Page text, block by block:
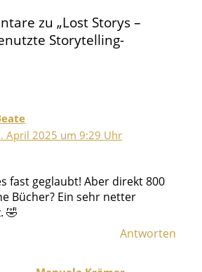
zu „Lost Storys –
Storytelling-
April 2025 um 9:29 Uhr
fast geglaubt! Aber direkt 800
Bücher? Ein sehr netter
🤣
Antworten